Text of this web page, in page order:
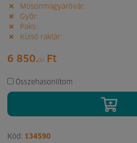
Mosonmagyaróvár:
Győr:
Paks:
Külső raktár:
6 850.00 Ft
Összehasonlítom
Kód: 134590